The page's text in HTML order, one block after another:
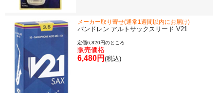
メーカー取り寄せ(通常1週間以内にお届け)
バンドレン アルトサックスリード V21
定価6,820円のところ
販売価格
6,480円 (税込)